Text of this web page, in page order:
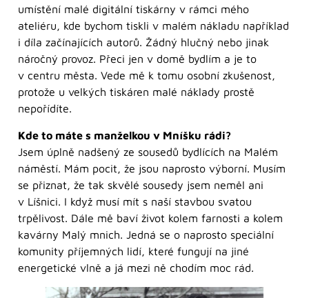
umístění malé digitální tiskárny v rámci mého
ateliéru, kde bychom tiskli v malém nákladu například
i díla začínajících autorů. Žádný hlučný nebo jinak
náročný provoz. Přeci jen v domě bydlím a je to
v centru města. Vede mě k tomu osobní zkušenost,
protože u velkých tiskáren malé náklady prostě
nepořídíte.
Kde to máte s manželkou v Mníšku rádi?
Jsem úplně nadšený ze sousedů bydlících na Malém
náměstí. Mám pocit, že jsou naprosto výborní. Musím
se přiznat, že tak skvělé sousedy jsem neměl ani
v Líšnici. I když musí mít s naší stavbou svatou
trpělivost. Dále mě baví život kolem farnosti a kolem
kavárny Malý mnich. Jedná se o naprosto speciální
komunity příjemných lidí, které fungují na jiné
energetické vlně a já mezi ně chodím moc rád.